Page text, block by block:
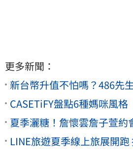
更多新聞：
新台幣升值不怕嗎？486先
CASETiFY盤點6種媽咪風
夏季灑糖！詹懷雲詹子萱約
LINE旅遊夏季線上旅展開